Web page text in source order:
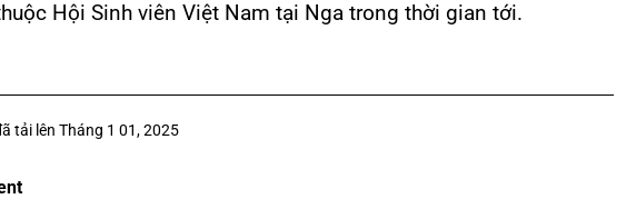
Hội Sinh viên Việt Nam tại Nga trong thời gian tới.
tải lên Tháng 1 01, 2025